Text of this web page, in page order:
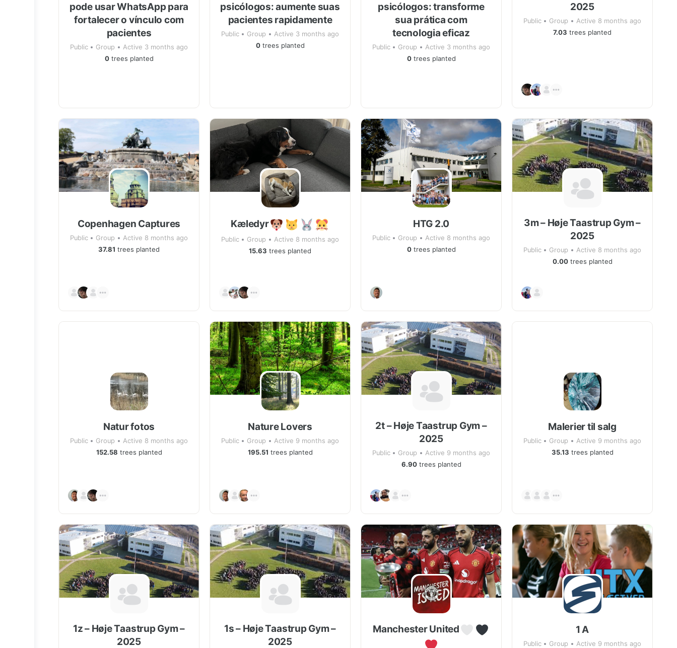
pode usar WhatsApp para
fortalecer o vínculo com
pacientes
Public Group
Active 3 months ago
0trees planted
psicólogos: aumente suas
pacientes rapidamente
Public Group
Active 3 months ago
0trees planted
psicólogos: transforme
sua prática com
tecnologia eficaz
Public Group
Active 3 months ago
0trees planted
2025
Public Group
Active 8 months ago
7.03 trees planted
Copenhagen Captures
Public Group
Active 8 months ago
37.81 trees planted
Kæledyr
Public Group
Active 8 months ago
15.63 trees planted
HTG 2.0
Public Group
Active 8 months ago
0trees planted
3m – Høje Taastrup Gym –
2025
Public Group
Active 8 months ago
0.00trees planted
Natur fotos
Public Group
Active 8 months ago
152.58 trees planted
Nature Lovers
Public Group
Active 9 months ago
195.51 trees planted
2t – Høje Taastrup Gym –
2025
Public Group
Active 9 months ago
6.90trees planted
Malerier til salg
Public Group
Active 9 months ago
35.13 trees planted
1z – Høje Taastrup Gym –
2025
1s – Høje Taastrup Gym –
2025
Manchester United 1 A
Public Group Active 9 months ago